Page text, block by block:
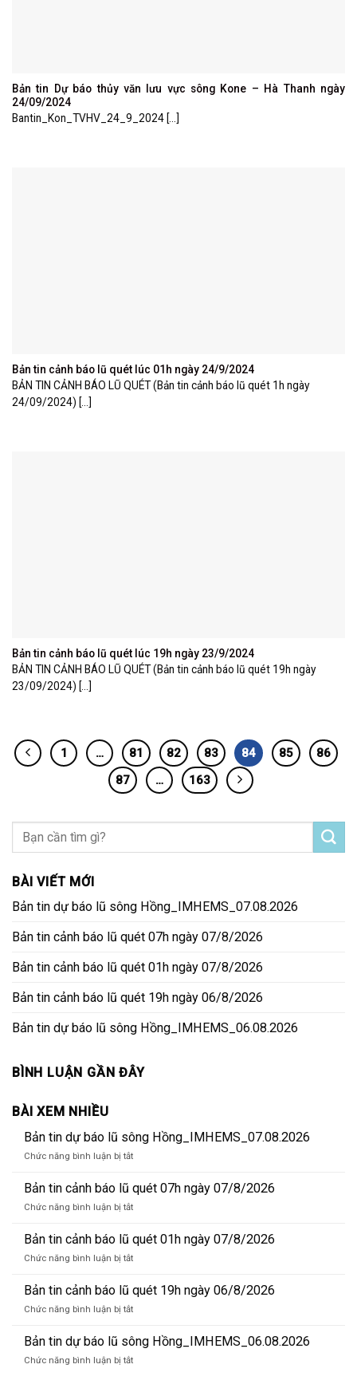
Bản tin Dự báo thủy văn lưu vực sông Kone – Hà Thanh ngày
24/09/2024
Bantin_Kon_TVHV_24_9_2024 [...]
Bản tin cảnh báo lũ quét lúc 01h ngày 24/9/2024
BẢN TIN CẢNH BÁO LŨ QUÉT (Bản tin cảnh báo lũ quét 1h ngày
24/09/2024) [...]
Bản tin cảnh báo lũ quét lúc 19h ngày 23/9/2024
BẢN TIN CẢNH BÁO LŨ QUÉT (Bản tin cảnh báo lũ quét 19h ngày
23/09/2024) [...]
1 … 81 82 83 84 85
86
87
… 163
BÀI VIẾT MỚI
Bản tin dự báo lũ sông Hồng_IMHEMS_07.08.2026
Bản tin cảnh báo lũ quét 07h ngày 07/8/2026
Bản tin cảnh báo lũ quét 01h ngày 07/8/2026
Bản tin cảnh báo lũ quét 19h ngày 06/8/2026
Bản tin dự báo lũ sông Hồng_IMHEMS_06.08.2026
BÌNH LUẬN GẦN ĐÂY
BÀI XEM NHIỀU
Bản tin dự báo lũ sông Hồng_IMHEMS_07.08.2026
Chức năng bình luận bị tắtở
tin
dự
báo
sông
Hồng_IMHEMS_07.08.2026
Bản tin cảnh báo lũ quét 07h ngày 07/8/2026
Chức năng bình luận bị tắtở
tin
cảnh
báo
quét
07h
07/8/2026
Bản tin cảnh báo lũ quét 01h ngày 07/8/2026
Chức năng bình luận bị tắtở
tin
cảnh
báo
quét
01h
Bản tin cảnh báo lũ quét 19h ngày 06/8/2026
Chức năng bình luận bị tắtở
tin
cảnh
báo
Bản tin dự báo lũ sông Hồng_IMHEMS_06.08.2026
Chức năng bình luận bị tắtở